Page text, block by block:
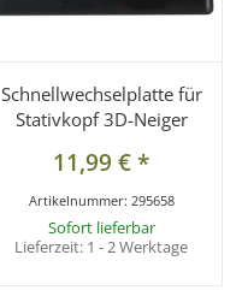
Schnellwechselplatte für
Stativkopf 3D-Neiger
11,99 €*
Artikelnummer: 295658
Sofort lieferbar
Lieferzeit: 1 - 2 Werktage